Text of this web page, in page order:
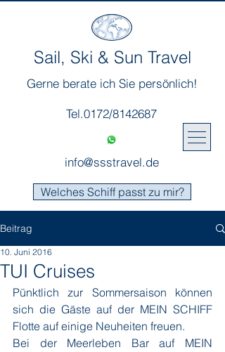
Sail, Ski & Sun Travel
Gerne berate ich Sie persönlich!
Tel.0172/8142687
info@ssstravel.de
Welches Schiff passt zu mir?
Beitrag
TUI Cruises
10. Juni 2016
Pünktlich zur Sommersaison können
sich die Gäste auf der MEIN SCHIFF
Flotte auf einige Neuheiten freuen.
Bei der Meerleben Bar auf MEIN